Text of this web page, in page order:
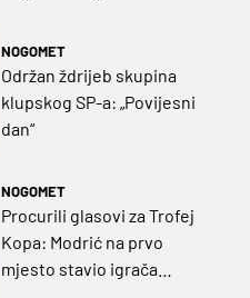
NOGOMET
Održan ždrijeb skupina
klupskog SP-a: „Povijesni
dan“
NOGOMET
Procurili glasovi za Trofej
Kopa: Modrić na prvo
mjesto stavio igrača